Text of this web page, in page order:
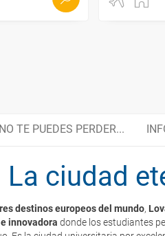
NO TE PUEDES PERDER...
La ciudad
destinos europeos del mundo,
innovadora donde los estudiantes
típicos
te será enviada por mail en el